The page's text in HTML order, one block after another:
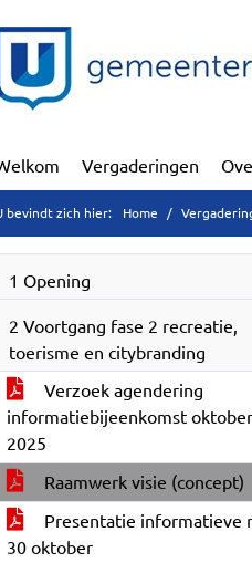
van deze pagina
Vergaderingen
bevindt zich hier: Home
1 Opening
2 Voortgang fase 2 recreatie,
toerisme en citybranding
Verzoek agendering
informatiebijeenkomst oktober
2025
Raamwerk visie (concept)
Presentatie informatieve
30 oktober